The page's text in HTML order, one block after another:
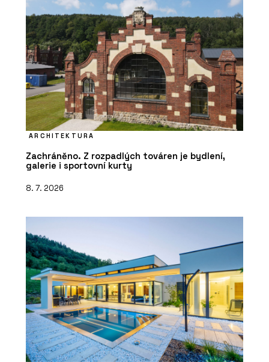
ARCHITEKTURA
Zachráněno. Z rozpadlých továren je bydlení,
galerie i sportovní kurty
8. 7. 2026